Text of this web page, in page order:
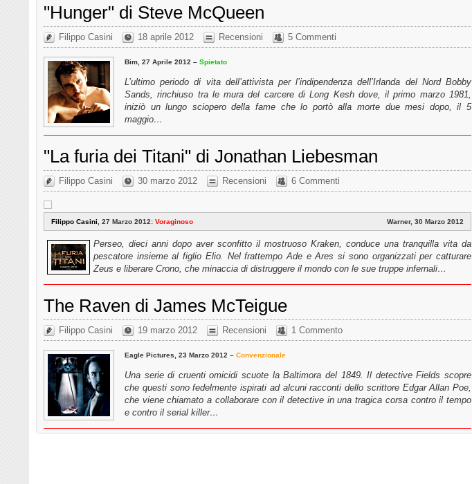
"Hunger" di Steve McQueen
Filippo Casini 18 aprile 2012 Recensioni 5 Commenti
Bim, 27 Aprile 2012 – Spietato
L’ultimo periodo di vita dell’attivista per l’indipendenza dell’Irlanda del Nord Bobby
Sands, rinchiuso tra le mura del carcere di Long Kesh dove, il primo marzo 1981,
iniziò un lungo sciopero della fame che lo portò alla morte due mesi dopo, il 5
maggio…
"La furia dei Titani" di Jonathan Liebesman
Filippo Casini 30 marzo 2012 Recensioni 6 Commenti
Filippo Casini , 27 Marzo 2012: Voraginoso Warner, 30 Marzo 2012
Perseo, dieci anni dopo aver sconfitto il mostruoso Kraken, conduce una tranquilla vita da
pescatore insieme al figlio Elio. Nel frattempo Ade e Ares si sono organizzati per catturare
Zeus e liberare Crono, che minaccia di distruggere il mondo con le sue truppe infernali…
The Raven di James McTeigue
Filippo Casini 19 marzo 2012 Recensioni 1 Commento
Eagle Pictures, 23 Marzo 2012 – Convenzionale
Una serie di cruenti omicidi scuote la Baltimora del 1849. Il detective Fields scopre
che questi sono fedelmente ispirati ad alcuni racconti dello scrittore Edgar Allan Poe,
che viene chiamato a collaborare con il detective in una tragica corsa contro il tempo
e contro il serial killer…